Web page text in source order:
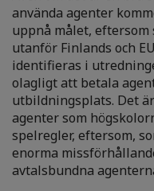
använda agenter
uppnå målet,
utanför Finlands och
identifieras i
olagligt att betala
utbildningsplats. Det
agenter som
spelregler, eftersom,
enorma
avtalsbundna